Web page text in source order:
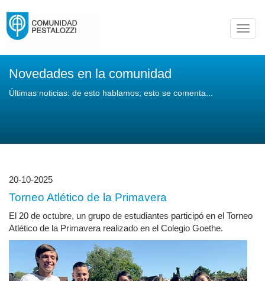
Novedades en la comunidad
Últimas noticias: de esto hablamos; esto se comenta...
20-10-2025
Torneo Atlético de la Primavera
El 20 de octubre, un grupo de estudiantes participó en el Torneo
Atlético de la Primavera realizado en el Colegio Goethe.